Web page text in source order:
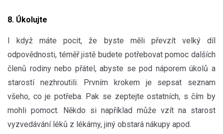
8. Úkolujte
I když máte pocit, že byste měli převzít velký díl
odpovědnosti, téměř jistě budete potřebovat pomoc dalších
členů rodiny nebo přátel, abyste se pod náporem úkolů a
starostí nezhroutili. Prvním krokem je sepsat seznam
všeho, co je potřeba. Pak se zeptejte ostatních, s čím by
mohli pomoct. Někdo si například může vzít na starost
vyzvedávání léků z lékárny, jiný obstará nákupy apod.